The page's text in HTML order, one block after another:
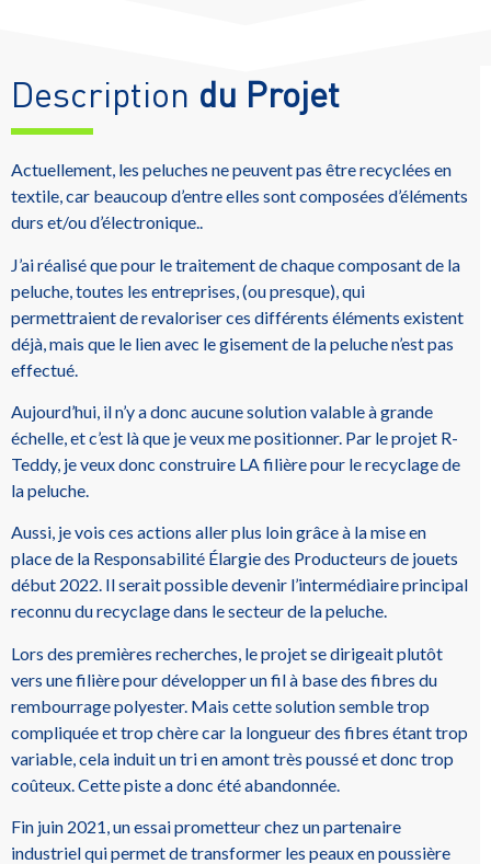
Description du Projet
Actuellement, les peluches ne peuvent pas être recyclées en
textile, car beaucoup d’entre elles sont composées d’éléments
durs et/ou d’électronique..
J’ai réalisé que pour le traitement de chaque composant de la
peluche, toutes les entreprises, (ou presque), qui
permettraient de revaloriser ces différents éléments existent
déjà, mais que le lien avec le gisement de la peluche n’est pas
effectué.
Aujourd’hui, il n’y a donc aucune solution valable à grande
échelle, et c’est là que je veux me positionner. Par le projet R-
Teddy, je veux donc construire LA filière pour le recyclage de
la peluche.
Aussi, je vois ces actions aller plus loin grâce à la mise en
place de la Responsabilité Élargie des Producteurs de jouets
début 2022. Il serait possible devenir l’intermédiaire principal
reconnu du recyclage dans le secteur de la peluche.
Lors des premières recherches, le projet se dirigeait plutôt
vers une filière pour développer un fil à base des fibres du
rembourrage polyester. Mais cette solution semble trop
compliquée et trop chère car la longueur des fibres étant trop
variable, cela induit un tri en amont très poussé et donc trop
coûteux. Cette piste a donc été abandonnée.
Fin juin 2021, un essai prometteur chez un partenaire
industriel qui permet de transformer les peaux en poussière